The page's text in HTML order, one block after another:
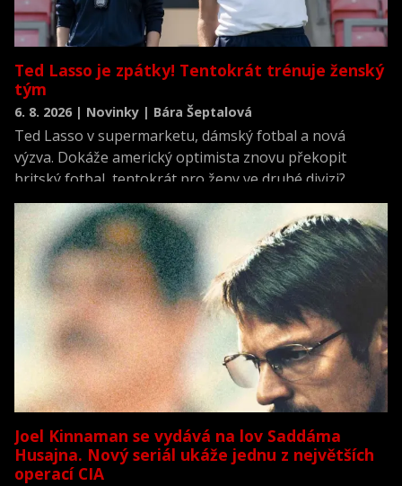
Ted Lasso je zpátky! Tentokrát trénuje ženský
tým
6. 8. 2026 | Novinky | Bára Šeptalová
Ted Lasso v supermarketu, dámský fotbal a nová
výzva. Dokáže americký optimista znovu překopit
britský fotbal, tentokrát pro ženy ve druhé divizi?
Joel Kinnaman se vydává na lov Saddáma
Husajna. Nový seriál ukáže jednu z největších
operací CIA